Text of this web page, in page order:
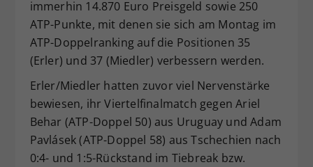
immerhin 14.870 Euro Preisgeld sowie 250
ATP-Punkte, mit denen sie sich am Montag im
ATP-Doppelranking auf die Positionen 35
(Erler) und 37 (Miedler) verbessern werden.
Erler/Miedler hatten zuvor viel Nervenstärke
bewiesen, ihr Viertelfinalmatch gegen Ariel
Behar (ATP-Doppel 50) aus Uruguay und Adam
Pavlásek (ATP-Doppel 58) aus Tschechien nach
0:4- und 1:5-Rückstand im Tiebreak bzw.